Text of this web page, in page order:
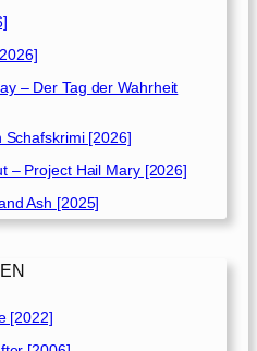
– Der Tag der Wahrheit
Schafskrimi [2026]
– Project Hail Mary [2026]
Ash [2025]
[2022]